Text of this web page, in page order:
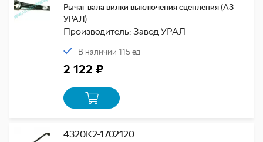
Рычаг вала вилки выключения сцепления (АЗ
УРАЛ)
Производитель: Завод УРАЛ
В наличии 115 ед
2 122 ₽
4320К2-1702120